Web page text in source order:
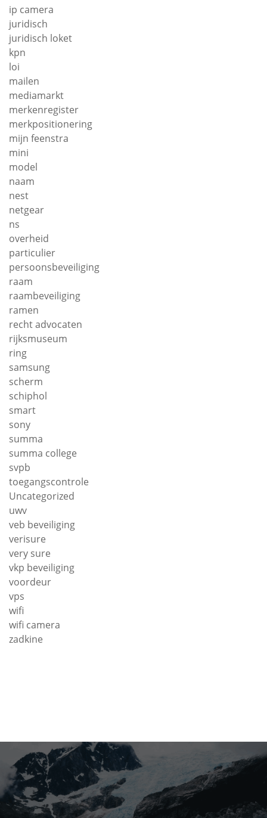
ip camera
juridisch
juridisch loket
kpn
loi
mailen
mediamarkt
merkenregister
merkpositionering
mijn feenstra
mini
model
naam
nest
netgear
ns
overheid
particulier
persoonsbeveiliging
raam
raambeveiliging
ramen
recht advocaten
rijksmuseum
ring
samsung
scherm
schiphol
smart
sony
summa
summa college
svpb
toegangscontrole
Uncategorized
uwv
veb beveiliging
verisure
very sure
vkp beveiliging
voordeur
vps
wifi
wifi camera
zadkine